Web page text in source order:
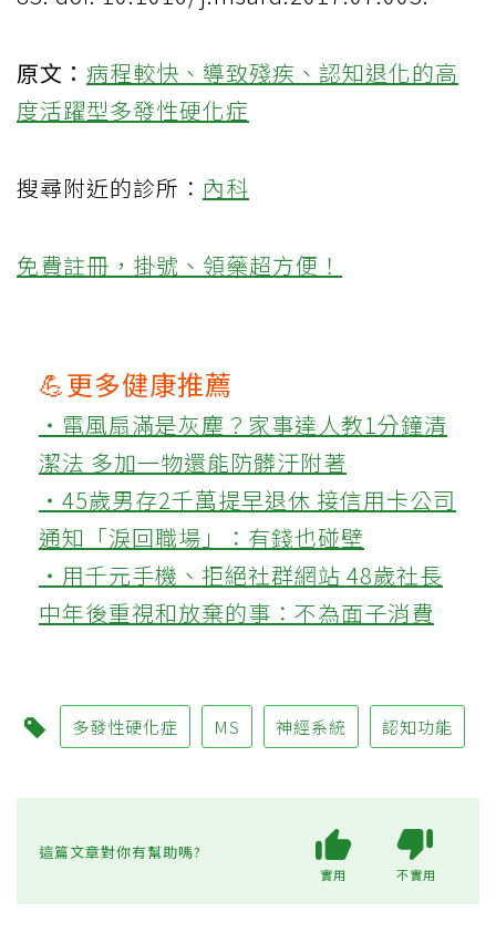
原文： 病程較快、導致殘疾、認知退化的高
度活躍型多發性硬化症
搜尋附近的診所： 內科
免費註冊，掛號、領藥超方便！
💪更多健康推薦
‧電風扇滿是灰塵？家事達人教1分鐘清
潔法 多加一物還能防髒汙附著
‧45歲男存2千萬提早退休 接信用卡公司
通知「淚回職場」：有錢也碰壁
‧用千元手機、拒絕社群網站 48歲社長
中年後重視和放棄的事：不為面子消費
多發性硬化症 MS 神經系統 認知功能
這篇文章對你有幫助嗎?
實用 不實用